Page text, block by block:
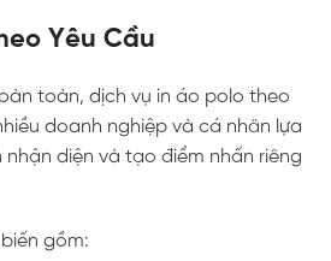
Yêu Cầu
toàn, dịch vụ in áo polo theo
doanh nghiệp và cá nhân lựa
diện và tạo điểm nhấn riêng
gồm: